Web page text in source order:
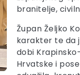
branitelje,
Župan Željko
karakter te da
dobi
Hrvatske i